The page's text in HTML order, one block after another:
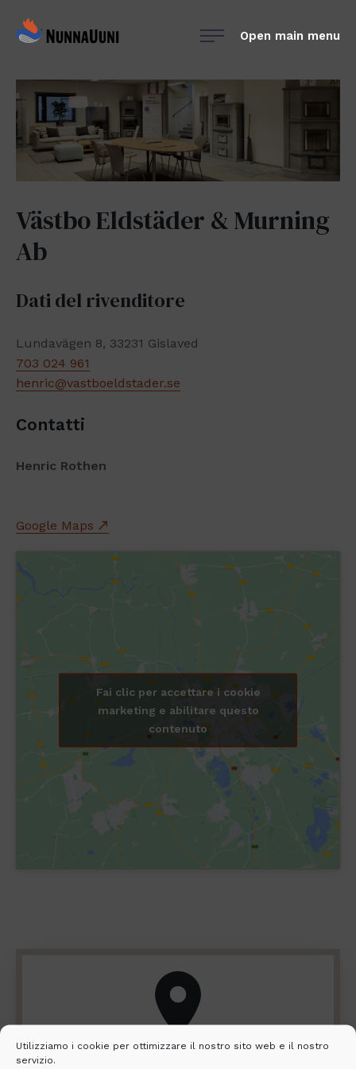
Utilizziamo i cookie per ottimizzare il nostro sito web e il nostro
servizio.
NunnaUuni
suomalainen
vuolukivitakka
Open main menu
Västbo Eldstäder & Murning
Ab
Dati del rivenditore
Lundavägen 8, 33231 Gislaved
703 024 961
henric@vastboeldstader.se
Contatti
Henric Rothen
Google Maps
Fai clic per accettare i cookie
marketing e abilitare questo
contenuto